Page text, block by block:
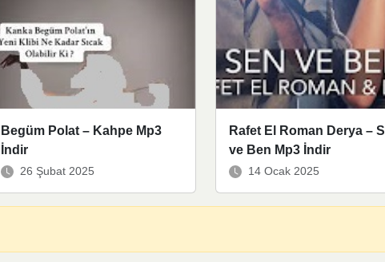
Begüm Polat – Kahpe Mp3
İndir
26 Şubat 2025
Rafet El Roman Derya –
ve Ben Mp3 İndir
14 Ocak 2025